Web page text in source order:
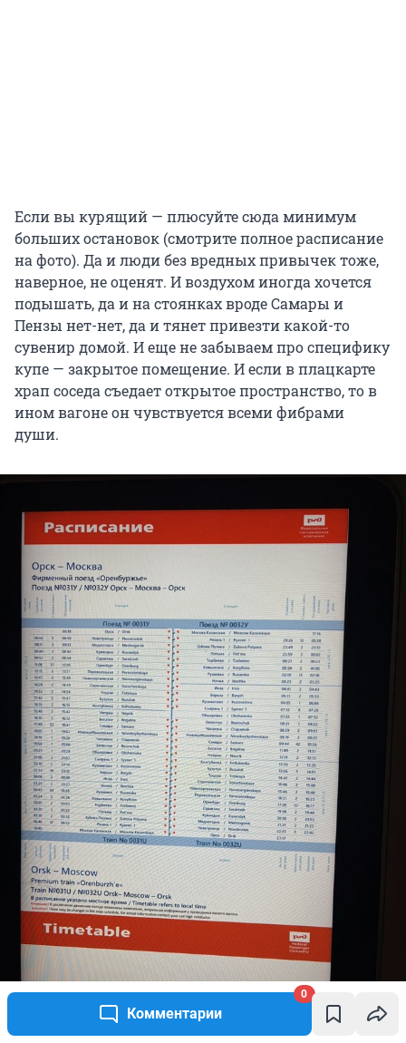
Комментарии
0
Если вы курящий — плюсуйте сюда минимум
больших остановок (смотрите полное расписание
на фото). Да и люди без вредных привычек тоже,
наверное, не оценят. И воздухом иногда хочется
подышать, да и на стоянках вроде Самары и
Пензы нет-нет, да и тянет привезти какой-то
сувенир домой. И еще не забываем про специфику
купе — закрытое помещение. И если в плацкарте
храп соседа съедает открытое пространство, то в
ином вагоне он чувствуется всеми фибрами
души.